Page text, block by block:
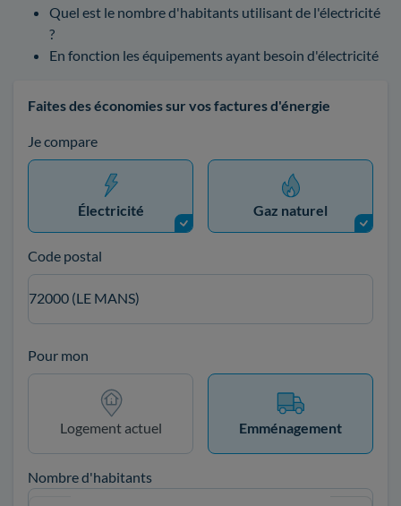
Quel est le nombre d'habitants utilisant de l'électricité
?
En fonction les équipements ayant besoin d'électricité
Faites des économies sur vos factures d'énergie
Je compare
Électricité Gaz naturel
Code postal
72000 (LE MANS)
Pour mon
Logement actuel Emménagement
Nombre d'habitants